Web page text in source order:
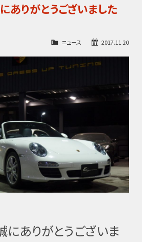
ありがとうございました
2017.11.20
ニュース
ありがとうございま